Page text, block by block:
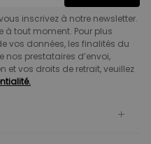
inscrivez à notre newsletter.
à tout moment. Pour plus
vos données, les finalités du
nos prestataires d’envoi,
et vos droits de retrait, veuillez